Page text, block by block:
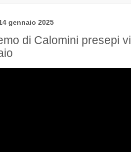
gennaio 2025
di Calomini presepi